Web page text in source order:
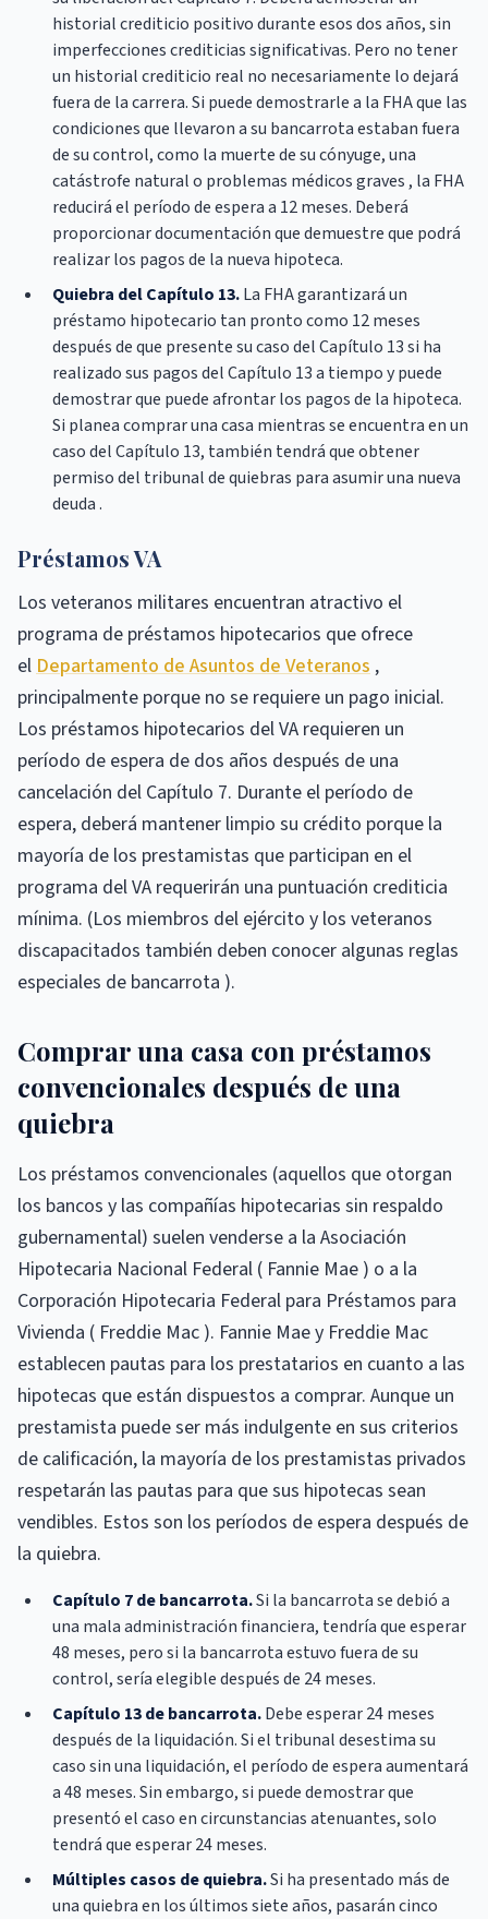
historial crediticio positivo durante esos dos años, sin
imperfecciones crediticias significativas. Pero no tener
un historial crediticio real no necesariamente lo dejará
fuera de la carrera. Si puede demostrarle a la FHA que las
condiciones que llevaron a su bancarrota estaban fuera
de su control, como la muerte de su cónyuge, una
catástrofe natural o problemas médicos graves , la FHA
reducirá el período de espera a 12 meses. Deberá
proporcionar documentación que demuestre que podrá
realizar los pagos de la nueva hipoteca.
Quiebra del Capítulo 13.La FHA garantizará un
préstamo hipotecario tan pronto como 12 meses
después de que presente su caso del Capítulo 13 si ha
realizado sus pagos del Capítulo 13 a tiempo y puede
demostrar que puede afrontar los pagos de la hipoteca.
Si planea comprar una casa mientras se encuentra en un
caso del Capítulo 13, también tendrá que obtener
permiso del tribunal de quiebras para asumir una nueva
deuda .
Préstamos VA
Los veteranos militares encuentran atractivo el
programa de préstamos hipotecarios que ofrece
elDepartamento de Asuntos de Veteranos ,
principalmente porque no se requiere un pago inicial.
Los préstamos hipotecarios del VA requieren un
período de espera de dos años después de una
cancelación del Capítulo 7. Durante el período de
espera, deberá mantener limpio su crédito porque la
mayoría de los prestamistas que participan en el
programa del VA requerirán una puntuación crediticia
mínima. (Los miembros del ejército y los veteranos
discapacitados también deben conocer algunas reglas
especiales de bancarrota ).
Comprar una casa con préstamos
convencionales después de una
quiebra
Los préstamos convencionales (aquellos que otorgan
los bancos y las compañías hipotecarias sin respaldo
gubernamental) suelen venderse a la Asociación
Hipotecaria Nacional Federal ( Fannie Mae ) o a la
Corporación Hipotecaria Federal para Préstamos para
Vivienda ( Freddie Mac ). Fannie Mae y Freddie Mac
establecen pautas para los prestatarios en cuanto a las
hipotecas que están dispuestos a comprar. Aunque un
prestamista puede ser más indulgente en sus criterios
de calificación, la mayoría de los prestamistas privados
respetarán las pautas para que sus hipotecas sean
vendibles. Estos son los períodos de espera después de
la quiebra.
Capítulo 7 de bancarrota.Si la bancarrota se debió a
una mala administración financiera, tendría que esperar
48 meses, pero si la bancarrota estuvo fuera de su
control, sería elegible después de 24 meses.
Capítulo 13 de bancarrota.Debe esperar 24 meses
después de la liquidación. Si el tribunal desestima su
caso sin una liquidación, el período de espera aumentará
a 48 meses. Sin embargo, si puede demostrar que
presentó el caso en circunstancias atenuantes, solo
tendrá que esperar 24 meses.
Múltiples casos de quiebra.Si ha presentado más de
una quiebra en los últimos siete años, pasarán cinco